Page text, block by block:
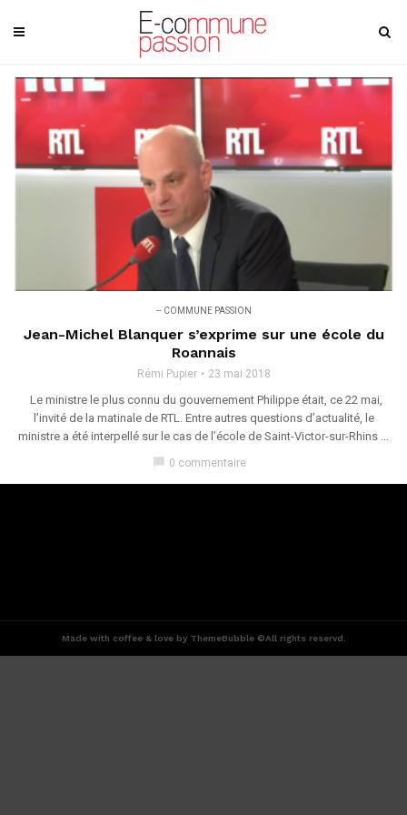
-- COMMUNE PASSION
Jean-Michel Blanquer s’exprime sur une école du
Roannais
Rémi Pupier 23 mai 2018
Le ministre le plus connu du gouvernement Philippe était, ce 22 mai,
l’invité de la matinale de RTL. Entre autres questions d’actualité, le
ministre a été interpellé sur le cas de l’école de Saint-Victor-sur-Rhins ...
chat_bubble 0 commentaire
Made with coffee & love by ThemeBubble ©All rights reservd.